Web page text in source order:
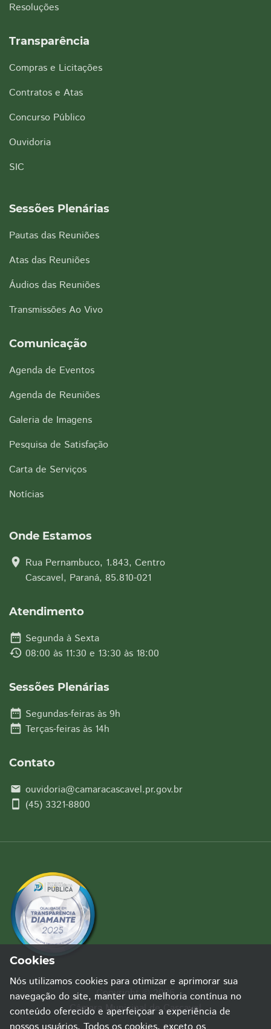
Resoluções
Transparência
Compras e Licitações
Contratos e Atas
Concurso Público
Ouvidoria
SIC
Sessões Plenárias
Pautas das Reuniões
Atas das Reuniões
Áudios das Reuniões
Transmissões Ao Vivo
Comunicação
Agenda de Eventos
Agenda de Reuniões
Galeria de Imagens
Pesquisa de Satisfação
Carta de Serviços
Notícias
Onde Estamos
location_on Rua Pernambuco, 1.843, Centro
Cascavel, Paraná, 85.810-021
Atendimento
date_range Segunda à Sexta
history 08:00 às 11:30 e 13:30 às 18:00
Sessões Plenárias
date_range Segundas-feiras às 9h
date_range Terças-feiras às 14h
Contato
email ouvidoria@camaracascavel.pr.gov.br
smartphone (45) 3321-8800
Copyright © 2026
Câmara Municipal de Cascavel
Cookies
Nós utilizamos cookies para otimizar e aprimorar sua
navegação do site, manter uma melhoria contínua no
conteúdo oferecido e aperfeiçoar a experiência de